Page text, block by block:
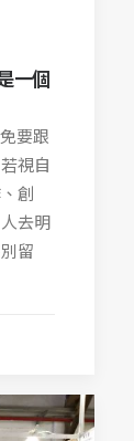
一個
要跟
視自
創
去明
留